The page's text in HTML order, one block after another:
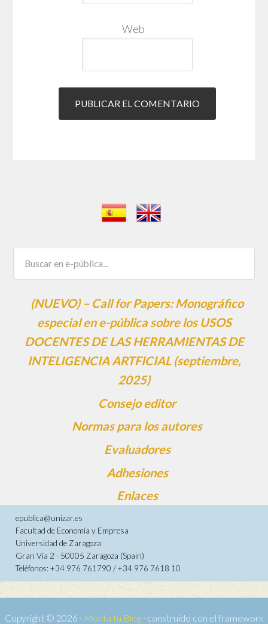
Web
(NUEVO) – Call for Papers: Monográfico
especial en e-pública sobre los USOS
DOCENTES DE LAS HERRAMIENTAS DE
INTELIGENCIA ARTFICIAL (septiembre,
2025)
Consejo editor
Normas para los autores
Evaluadores
Adhesiones
Enlaces
epublica@unizar.es
Facultad de Economía y Empresa
Universidad de Zaragoza
Gran Vía 2 - 50005 Zaragoza (Spain)
Teléfonos: +34 976 761790 / +34 976 7618 10
Copyright © 2026 · Monta tu Blog· construido con el framework